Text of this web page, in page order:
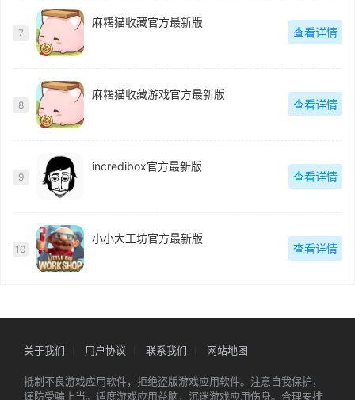
7
麻糬猫收藏官方最新版
查看详情
8
麻糬猫收藏游戏官方最新版
查看详情
9
incredibox官方最新版
查看详情
10
小小大工坊官方最新版
查看详情
关于我们 用户协议 联系我们 网站地图
抵制不良游戏应用软件，拒绝盗版游戏应用软件。注意自我保护，
谨防受骗上当。适度游戏应用益脑，沉迷游戏应用伤身。合理安排